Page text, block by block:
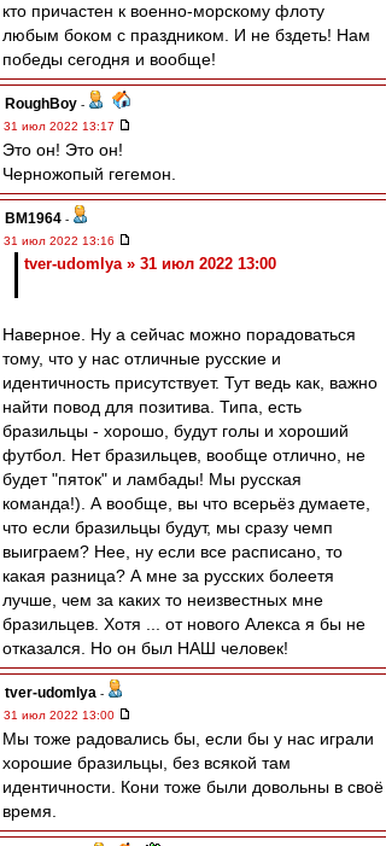
кто причастен к военно-морскому флоту
любым боком с праздником. И не бздеть! Нам
победы сегодня и вообще!
RoughBoy -
31 июл 2022 13:17
Это он! Это он!
Черножопый гегемон.
BM1964 -
31 июл 2022 13:16
tver-udomlya » 31 июл 2022 13:00
Наверное. Ну а сейчас можно порадоваться
тому, что у нас отличные русские и
идентичность присутствует. Тут ведь как, важно
найти повод для позитива. Типа, есть
бразильцы - хорошо, будут голы и хороший
футбол. Нет бразильцев, вообще отлично, не
будет "пяток" и ламбады! Мы русская
команда!). А вообще, вы что всерьёз думаете,
что если бразильцы будут, мы сразу чемп
выиграем? Нее, ну если все расписано, то
какая разница? А мне за русских болеетя
лучше, чем за каких то неизвестных мне
бразильцев. Хотя ... от нового Алекса я бы не
отказался. Но он был НАШ человек!
tver-udomlya -
31 июл 2022 13:00
Мы тоже радовались бы, если бы у нас играли
хорошие бразильцы, без всякой там
идентичности. Кони тоже были довольны в своё
время.